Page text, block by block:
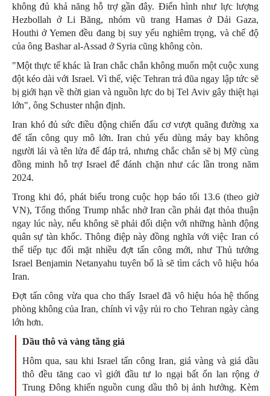
không đủ khả năng hỗ trợ gần đây. Điển hình như lực lượng
Hezbollah ở Li Băng, nhóm vũ trang Hamas ở Dải Gaza,
Houthi ở Yemen đều đang bị suy yếu nghiêm trọng, và chế độ
của ông Bashar al-Assad ở Syria cũng không còn.
"Một thực tế khác là Iran chắc chắn không muốn một cuộc xung
đột kéo dài với Israel. Vì thế, việc Tehran trả đũa ngay lập tức sẽ
bị giới hạn về thời gian và nguồn lực do bị Tel Aviv gây thiệt hại
lớn", ông Schuster nhận định.
Iran khó đủ sức điều động chiến đấu cơ vượt quãng đường xa
để tấn công quy mô lớn. Iran chủ yếu dùng máy bay không
người lái và tên lửa để đáp trả, nhưng chắc chắn sẽ bị Mỹ cùng
đồng minh hỗ trợ Israel để đánh chặn như các lần trong năm
2024.
Trong khi đó, phát biểu trong cuộc họp báo tối 13.6 (theo giờ
VN), Tổng thống Trump nhắc nhở Iran cần phải đạt thỏa thuận
ngay lúc này, nếu không sẽ phải đối diện với những hành động
quân sự tàn khốc. Thông điệp này đồng nghĩa với việc Iran có
thể tiếp tục đối mặt nhiều đợt tấn công mới, như Thủ tướng
Israel Benjamin Netanyahu tuyên bố là sẽ tìm cách vô hiệu hóa
Iran.
Đợt tấn công vừa qua cho thấy Israel đã vô hiệu hóa hệ thống
phòng không của Iran, chính vì vậy rủi ro cho Tehran ngày càng
lớn hơn.
Dầu thô và vàng tăng giá
Hôm qua, sau khi Israel tấn công Iran, giá vàng và giá dầu
thô đều tăng cao vì giới đầu tư lo ngại bất ổn lan rộng ở
Trung Đông khiến nguồn cung dầu thô bị ảnh hưởng. Kèm